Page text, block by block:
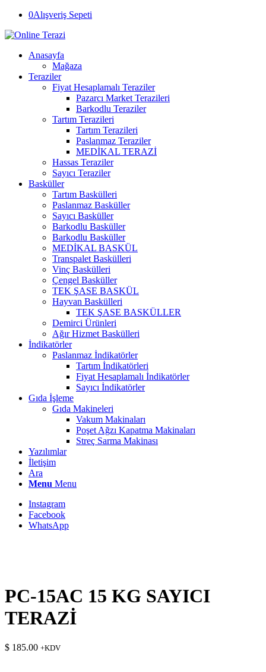
0Alışveriş Sepeti
Anasayfa
Mağaza
Teraziler
Fiyat Hesaplamalı Teraziler
Pazarcı Market Terazileri
Barkodlu Teraziler
Tartım Terazileri
Tartım Terazileri
Paslanmaz Teraziler
MEDİKAL TERAZİ
Hassas Teraziler
Sayıcı Teraziler
Basküller
Tartım Baskülleri
Paslanmaz Basküller
Sayıcı Basküller
Barkodlu Basküller
Barkodlu Basküller
MEDİKAL BASKÜL
Transpalet Baskülleri
Vinç Baskülleri
Çengel Basküller
TEK ŞASE BASKÜL
Hayvan Baskülleri
TEK ŞASE BASKÜLLER
Demirci Ürünleri
Ağır Hizmet Baskülleri
İndikatörler
Paslanmaz İndikatörler
Tartım İndikatörleri
Fiyat Hesaplamalı İndikatörler
Sayıcı İndikatörler
Gıda İşleme
Gıda Makineleri
Vakum Makinaları
Poşet Ağzı Kapatma Makinaları
Streç Sarma Makinası
Yazılımlar
İletişim
Ara
Menu Menu
Instagram
Facebook
WhatsApp
PC-15AC 15 KG SAYICI
TERAZİ
$ 185.00 +KDV